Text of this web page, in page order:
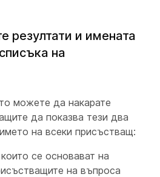
резултати и имената
на
можете да накарате
да показва тези два
на всеки присъстващ:
се основават на
на въпроса